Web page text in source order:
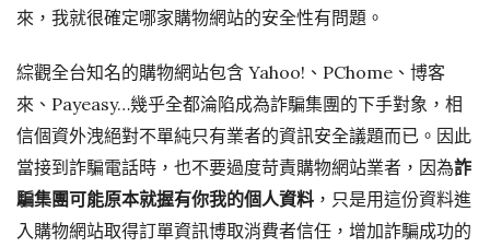
來，我就很確定哪家購物網站的安全性有問題。
綜觀全台知名的購物網站包含 Yahoo!、PChome、博客
來、Payeasy…幾乎全都淪陷成為詐騙集團的下手對象，相
信個資外洩絕對不單純只有業者的資訊安全議題而已。因此
當接到詐騙電話時，也不要過度苛責購物網站業者，因為詐
騙集團可能原本就握有你我的個人資料 ，只是用這份資料進
入購物網站取得訂單資訊博取消費者信任，增加詐騙成功的